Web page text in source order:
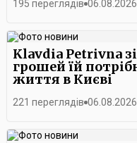
195 переглядів 06.08.2026
Klavdia Petrivna
грошей їй
життя в Києві
221 переглядів